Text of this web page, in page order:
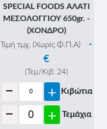
SPECIAL FOODS ΑΛΑΤΙ
ΜΕΣΟΛΟΓΓΙΟΥ 650gr. -
(ΧΟΝΔΡΟ)
Τιμή τμχ. (Χωρίς Φ.Π.Α)
-
€
(Τεμ/Κιβ: 24)
- + Κιβώτια
- + Τεμάχια